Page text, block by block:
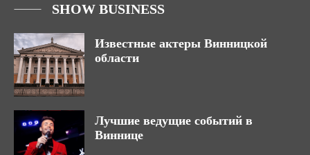
SHOW BUSINESS
Известные актеры Винницкой
области
Лучшие ведущие событий в
Виннице